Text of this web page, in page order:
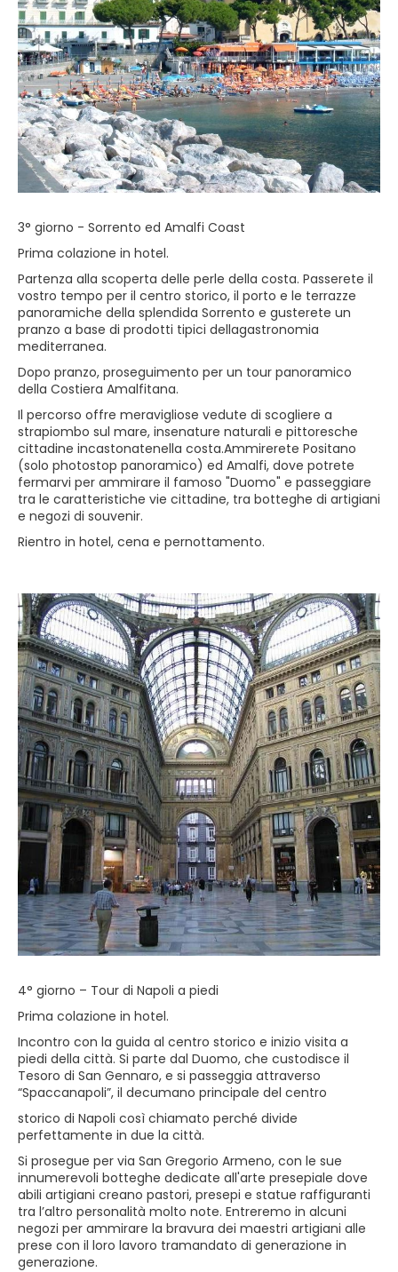
3° giorno - Sorrento ed Amalfi Coast
Prima colazione in hotel.
Partenza alla scoperta delle perle della costa. Passerete il
vostro tempo per il centro storico, il porto e le terrazze
panoramiche della splendida Sorrento e gusterete un
pranzo a base di prodotti tipici dellagastronomia
mediterranea.
Dopo pranzo, proseguimento per un tour panoramico
della Costiera Amalfitana.
Il percorso offre meravigliose vedute di scogliere a
strapiombo sul mare, insenature naturali e pittoresche
cittadine incastonatenella costa.Ammirerete Positano
(solo photostop panoramico) ed Amalfi, dove potrete
fermarvi per ammirare il famoso "Duomo" e passeggiare
tra le caratteristiche vie cittadine, tra botteghe di artigiani
e negozi di souvenir.
Rientro in hotel, cena e pernottamento.
4° giorno – Tour di Napoli a piedi
Prima colazione in hotel.
Incontro con la guida al centro storico e inizio visita a
piedi della città. Si parte dal Duomo, che custodisce il
Tesoro di San Gennaro, e si passeggia attraverso
“Spaccanapoli”, il decumano principale del centro
storico di Napoli così chiamato perché divide
perfettamente in due la città.
Si prosegue per via San Gregorio Armeno, con le sue
innumerevoli botteghe dedicate all'arte presepiale dove
abili artigiani creano pastori, presepi e statue raffiguranti
tra l’altro personalità molto note. Entreremo in alcuni
negozi per ammirare la bravura dei maestri artigiani alle
prese con il loro lavoro tramandato di generazione in
generazione.